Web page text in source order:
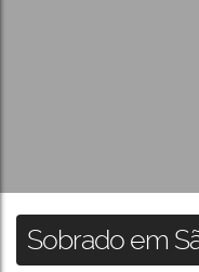
Sobrado em